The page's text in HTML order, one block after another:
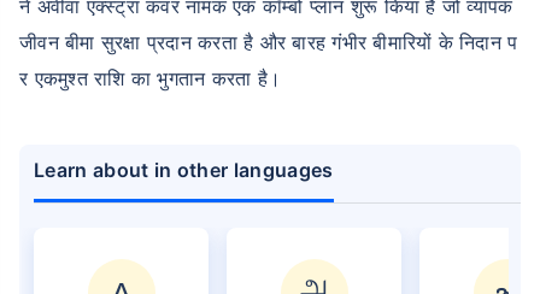
ने अवीवा एक्स्ट्रा कवर नामक एक कॉम्बो प्लान शुरू किया है जो व्यापक
जीवन बीमा सुरक्षा प्रदान करता है और बारह गंभीर बीमारियों के निदान प
र एकमुश्त राशि का भुगतान करता है।
Learn about in other languages